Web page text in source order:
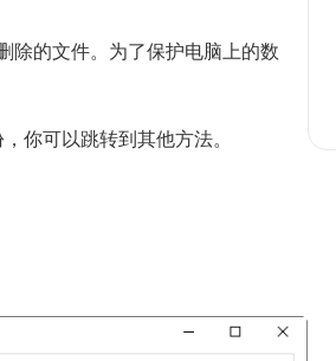
除的文件。为了保护电脑上的数
你可以跳转到其他方法。